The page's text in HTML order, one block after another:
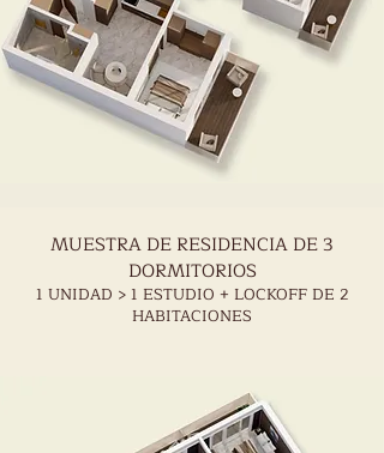
MUESTRA DE RESIDENCIA DE 3
DORMITORIOS
1 UNIDAD > 1 ESTUDIO + LOCKOFF DE 2
HABITACIONES